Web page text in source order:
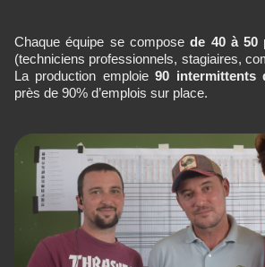
Chaque équipe se composede 40 à 50
(techniciens professionnels, stagiaires,
La production emploie90 intermittents
près de 90% d’emplois sur place.